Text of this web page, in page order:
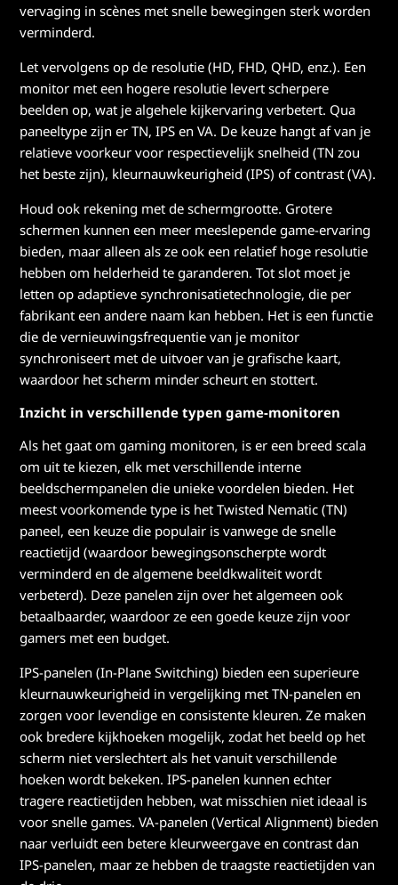
vervaging in scènes met snelle bewegingen sterk worden
verminderd.
Let vervolgens op de resolutie (HD, FHD, QHD, enz.). Een
monitor met een hogere resolutie levert scherpere
beelden op, wat je algehele kijkervaring verbetert. Qua
paneeltype zijn er TN, IPS en VA. De keuze hangt af van je
relatieve voorkeur voor respectievelijk snelheid (TN zou
het beste zijn), kleurnauwkeurigheid (IPS) of contrast (VA).
Houd ook rekening met de schermgrootte. Grotere
schermen kunnen een meer meeslepende game-ervaring
bieden, maar alleen als ze ook een relatief hoge resolutie
hebben om helderheid te garanderen. Tot slot moet je
letten op adaptieve synchronisatietechnologie, die per
fabrikant een andere naam kan hebben. Het is een functie
die de vernieuwingsfrequentie van je monitor
synchroniseert met de uitvoer van je grafische kaart,
waardoor het scherm minder scheurt en stottert.
Inzicht in verschillende typen game-monitoren
Als het gaat om gaming monitoren, is er een breed scala
om uit te kiezen, elk met verschillende interne
beeldschermpanelen die unieke voordelen bieden. Het
meest voorkomende type is het Twisted Nematic (TN)
paneel, een keuze die populair is vanwege de snelle
reactietijd (waardoor bewegingsonscherpte wordt
verminderd en de algemene beeldkwaliteit wordt
verbeterd). Deze panelen zijn over het algemeen ook
betaalbaarder, waardoor ze een goede keuze zijn voor
gamers met een budget.
IPS-panelen (In-Plane Switching) bieden een superieure
kleurnauwkeurigheid in vergelijking met TN-panelen en
zorgen voor levendige en consistente kleuren. Ze maken
ook bredere kijkhoeken mogelijk, zodat het beeld op het
scherm niet verslechtert als het vanuit verschillende
hoeken wordt bekeken. IPS-panelen kunnen echter
tragere reactietijden hebben, wat misschien niet ideaal is
voor snelle games. VA-panelen (Vertical Alignment) bieden
naar verluidt een betere kleurweergave en contrast dan
IPS-panelen, maar ze hebben de traagste reactietijden van